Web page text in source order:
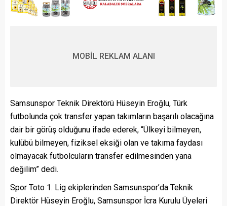
MOBİL REKLAM ALANI
Samsunspor Teknik Direktörü Hüseyin Eroğlu, Türk
futbolunda çok transfer yapan takımların başarılı olacağına
dair bir görüş olduğunu ifade ederek, “Ülkeyi bilmeyen,
kulübü bilmeyen, fiziksel eksiği olan ve takıma faydası
olmayacak futbolcuların transfer edilmesinden yana
değilim” dedi.
Spor Toto 1. Lig ekiplerinden Samsunspor’da Teknik
Direktör Hüseyin Eroğlu, Samsunspor İcra Kurulu Üyeleri